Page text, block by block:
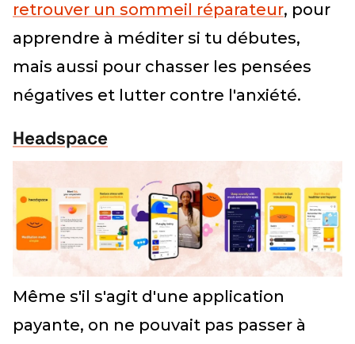
retrouver un sommeil réparateur, pour
apprendre à méditer si tu débutes,
mais aussi pour chasser les pensées
négatives et lutter contre l'anxiété.
Headspace
Même s'il s'agit d'une application
payante, on ne pouvait pas passer à